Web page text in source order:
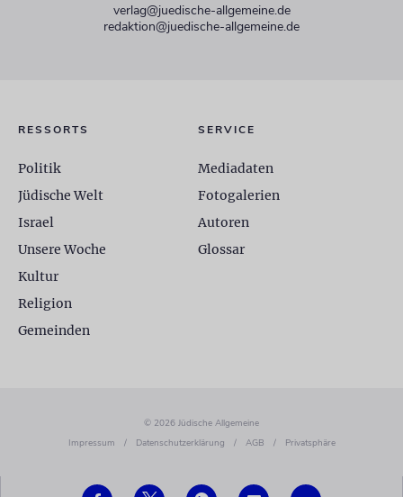
verlag@juedische-allgemeine.de
redaktion@juedische-allgemeine.de
RESSORTS
Politik
Jüdische Welt
Israel
Unsere Woche
Kultur
Religion
Gemeinden
SERVICE
Mediadaten
Fotogalerien
Autoren
Glossar
© 2026 Jüdische Allgemeine
Impressum
/ Datenschutzerklärung / AGB / Privatsphäre